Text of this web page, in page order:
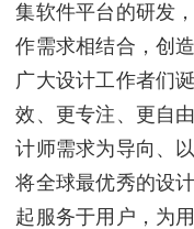
集软件平台的研发
作需求相结合，创
广大设计工作者们
效、更专注、更自
计师需求为导向、
将全球最优秀的设
起服务于用户，为